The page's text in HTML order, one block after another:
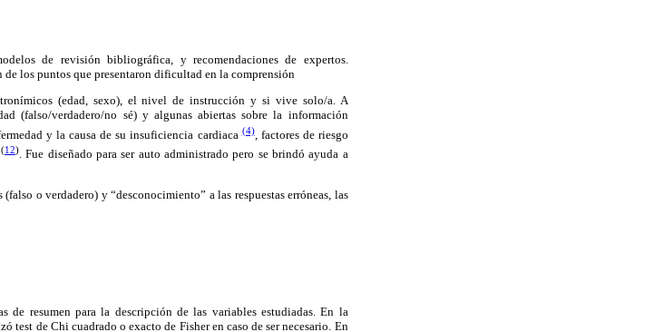
de revisión bibliográfica, y recomendaciones de expertos.
los puntos que presentaron dificultad en la comprensión
(edad, sexo), el nivel de instrucción y si vive solo/a. A
(falso/verdadero/no sé) y algunas abiertas sobre la información
y la causa de su insuficiencia cardiaca (4), factores de riesgo
(12). Fue diseñado para ser auto administrado pero se brindó ayuda a
o verdadero) y “desconocimiento” a las respuestas erróneas, las
de resumen para la descripción de las variables estudiadas. En la
test de Chi cuadrado o exacto de Fisher en caso de ser necesario. En